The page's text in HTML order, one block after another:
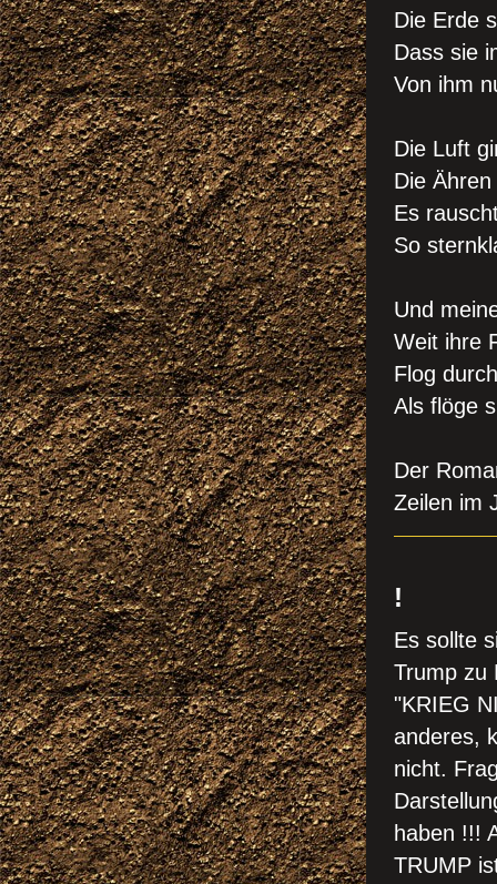
Die Erde
Dass sie
Von ihm
Die Luft
Die
Es
So
Und
Weit ihre
Flog
Als flöge
Der
Zeilen im
!
Es sollte
Trump zu
"KRIEG
anderes,
nicht.
haben !!!
TRUMP